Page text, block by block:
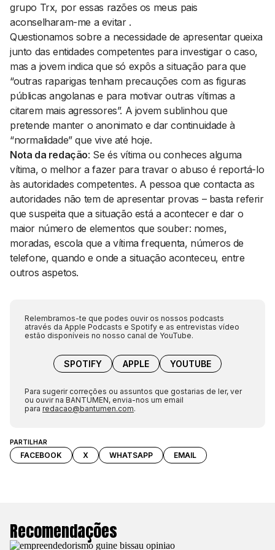
PARTILHAR
FACEBOOK X WHATSAPP EMAIL
grupo Trx, por essas razões os meus pais
aconselharam-me a evitar .
Questionamos sobre a necessidade de apresentar queixa
junto das entidades competentes para investigar o caso,
mas a jovem indica que só expôs a situação para que
“outras raparigas tenham precauções com as figuras
públicas angolanas e para motivar outras vítimas a
citarem mais agressores”. A jovem sublinhou que
pretende manter o anonimato e dar continuidade à
“normalidade” que vive até hoje.
Nota da redação: Se és vítima ou conheces alguma
vítima, o melhor a fazer para travar o abuso é reportá-lo
às autoridades competentes. A pessoa que contacta as
autoridades não tem de apresentar provas – basta referir
que suspeita que a situação está a acontecer e dar o
maior número de elementos que souber: nomes,
moradas, escola que a vítima frequenta, números de
telefone, quando e onde a situação aconteceu, entre
outros aspetos.
Relembramos-te que podes ouvir os nossos podcasts
através da Apple Podcasts e Spotify e as entrevistas vídeo
estão disponíveis no nosso canal de YouTube.
SPOTIFY APPLE YOUTUBE
Para sugerir correções ou assuntos que gostarias de ler, ver
ou ouvir na BANTUMEN, envia-nos um email
para redacao@bantumen.com.
Recomendações